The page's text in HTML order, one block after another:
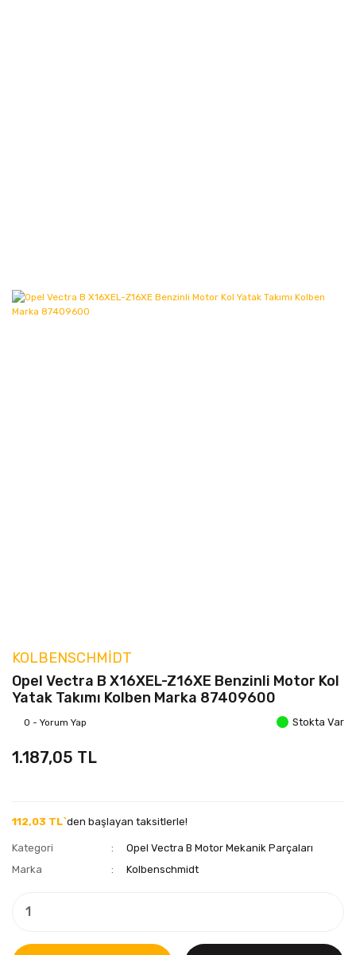
KOLBENSCHMIDT
Opel Vectra B X16XEL-Z16XE Benzinli Motor Kol
Yatak Takımı Kolben Marka 87409600
0 - Yorum Yap Stokta Var
1.187,05 TL
112,03 TL`den başlayan taksitlerle!
Kategori
Opel Vectra B Motor Mekanik Parçaları
Marka
Kolbenschmidt